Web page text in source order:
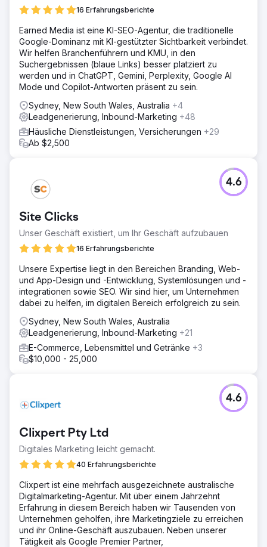
Lösung
aufgebaut: Neue Pmax-Shopping-Kampagnen, Branded
Search Ads und Remarketing-Listen wurden
implementiert. Außerdem haben wir Produkttitel und -
beschreibungen im Feed optimiert und GA4 für ein
besseres Conversion-Tracking angebunden.
Der Return on Ad Spend (ROAS) stieg von 1,6x auf 7,2x.
Der monatliche Umsatz aus bezahlter Suche stieg um 280
%, während die Kosten pro Akquisition halbiert wurden.
Über 30 % der Käufe stammten von Neukunden, die die
16 Erfahrungsberichte
Earned Media ist eine KI-SEO-Agentur, die traditionelle
Google-Dominanz mit KI-gestützter Sichtbarkeit verbindet.
Wir helfen Branchenführern und KMU, in den
Suchergebnissen (blaue Links) besser platziert zu
werden und in ChatGPT, Gemini, Perplexity, Google AI
Mode und Copilot-Antworten präsent zu sein.
Sydney, New South Wales, Australia +4
Leadgenerierung, Inbound-Marketing +48
Häusliche Dienstleistungen, Versicherungen +29
Ab $2,500
Site Clicks
Unser Geschäft existiert, um Ihr Geschäft aufzubauen
16 Erfahrungsberichte
4.6
Unsere Expertise liegt in den Bereichen Branding, Web-
und App-Design und -Entwicklung, Systemlösungen und -
integrationen sowie SEO. Wir sind hier, um Unternehmen
dabei zu helfen, im digitalen Bereich erfolgreich zu sein.
Sydney, New South Wales, Australia
Leadgenerierung, Inbound-Marketing +21
E-Commerce, Lebensmittel und Getränke +3
$10,000 - 25,000
Clixpert Pty Ltd
Digitales Marketing leicht gemacht.
40 Erfahrungsberichte
4.6
Clixpert ist eine mehrfach ausgezeichnete australische
Digitalmarketing-Agentur. Mit über einem Jahrzehnt
Erfahrung in diesem Bereich haben wir Tausenden von
Unternehmen geholfen, ihre Marketingziele zu erreichen
und ihr Online-Geschäft auszubauen. Neben unserer
Tätigkeit als Google Premier Partner,